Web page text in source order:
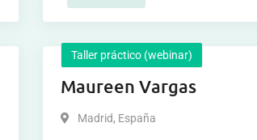
Taller práctico (webinar)
Maureen Vargas
Madrid, España